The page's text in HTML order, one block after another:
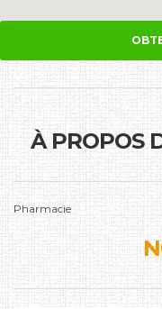
À PROPOS
Pharmacie